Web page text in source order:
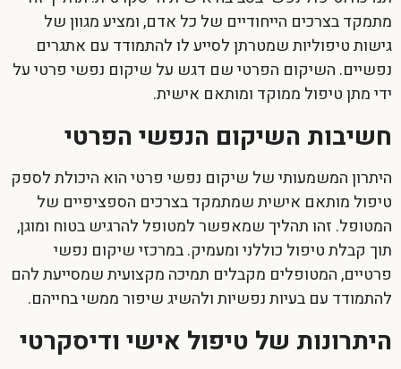
מתמקד בצרכים הייחודיים של כל אדם, ומציע מגוון של
גישות טיפוליות שמטרתן לסייע לו להתמודד עם אתגרים
נפשיים. השיקום הפרטי שם דגש על שיקום נפשי פרטיעל
ידי מתן טיפול ממוקד ומותאם אישית.
חשיבות השיקום הנפשי הפרטי
היתרון המשמעותי של שיקום נפשי פרטיהוא היכולת לספק
טיפול מותאם אישית שמתמקד בצרכים הספציפיים של
המטופל. זהו תהליך שמאפשר למטופל להרגיש בטוח ומוגן,
תוך קבלת טיפול כוללני ומעמיק. במרכזי שיקום נפשי
פרטיים, המטופלים מקבלים תמיכה מקצועית שמסייעת להם
להתמודד עם בעיות נפשיות ולהשיג שיפור ממשי בחייהם.
היתרונות של טיפול אישי ודיסקרטי